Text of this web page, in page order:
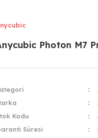
Photon M7
Kodu
Süresi